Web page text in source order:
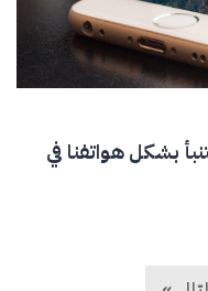
بشكل هواتفنا في